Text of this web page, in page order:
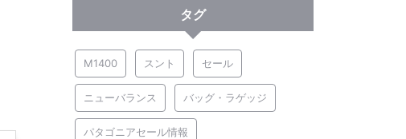
タグ
M1400 スント セール
ニューバランス バッグ・ラゲッジ
パタゴニアセール情報